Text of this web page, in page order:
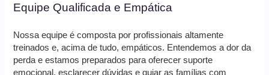
Equipe Qualificada e Empática
Nossa equipe é composta por profissionais altamente
treinados e, acima de tudo, empáticos. Entendemos a dor da
perda e estamos preparados para oferecer suporte
emocional, esclarecer dúvidas e guiar as famílias com